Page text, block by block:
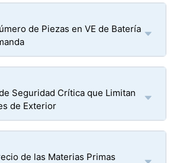
de Piezas en VE de Batería
Seguridad Crítica que Limitan
de Exterior
de las Materias Primas